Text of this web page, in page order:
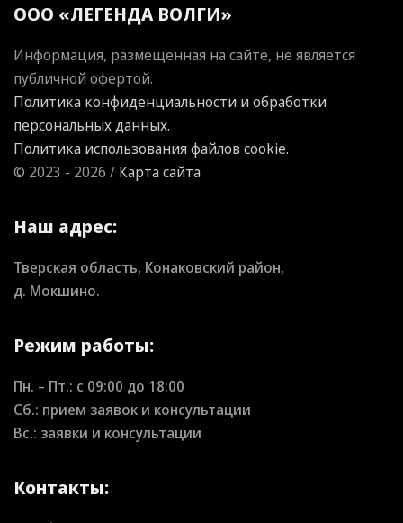
ООО «ЛЕГЕНДА ВОЛГИ»
Информация, размещенная на сайте, не является
публичной офертой.
Политика конфиденциальности и обработки
персональных данных.
Политика использования файлов cookie.
© 2023 - 2026 / Карта сайта
Наш адрес:
Тверская область, Конаковский район,
д. Мокшино.
Режим работы:
Пн. – Пт.: с 09:00 до 18:00
Сб.: прием заявок и консультации
Вс.: заявки и консультации
Контакты: